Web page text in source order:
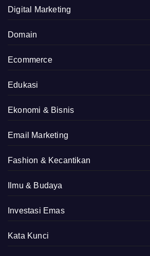
Digital Marketing
Domain
Ecommerce
Edukasi
Ekonomi & Bisnis
Email Marketing
Fashion & Kecantikan
Ilmu & Budaya
Investasi Emas
Kata Kunci